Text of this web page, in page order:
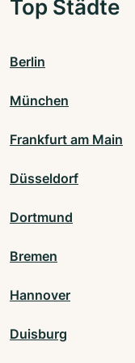
Top Städte
Berlin
München
Frankfurt am Main
Düsseldorf
Dortmund
Bremen
Hannover
Duisburg